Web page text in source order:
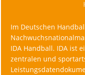
Im Deutschen
IDA Handball. IDA ist
zentralen und